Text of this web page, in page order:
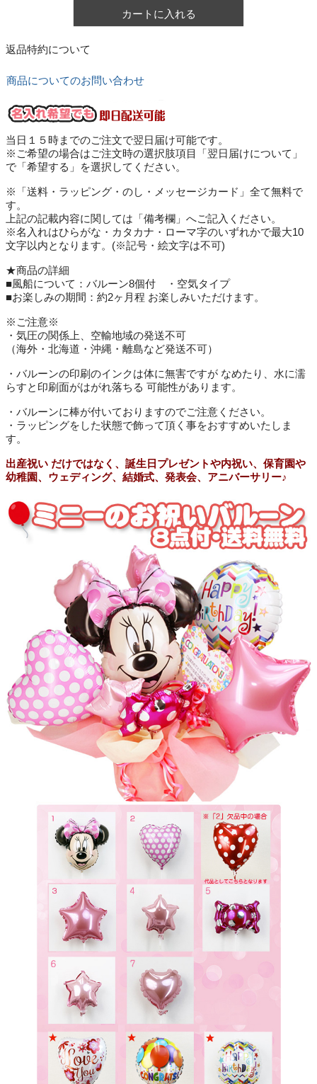
カートに入れる
返品特約について
商品についてのお問い合わせ
当日１５時までのご注文で翌日届け可能です。
※ご希望の場合はご注文時の選択肢項目「翌日届けについて」
で「希望する」を選択してください。
※「送料・ラッピング・のし・メッセージカード」全て無料で
す。
上記の記載内容に関しては「備考欄」へご記入ください。
※名入れはひらがな・カタカナ・ローマ字のいずれかで最大10
文字以内となります。(※記号・絵文字は不可)
★商品の詳細
■風船について：バルーン8個付 ・空気タイプ
■お楽しみの期間：約2ヶ月程 お楽しみいただけます。
※ご注意※
・気圧の関係上、空輸地域の発送不可
（海外・北海道・沖縄・離島など発送不可）
・バルーンの印刷のインクは体に無害ですが なめたり、水に濡
らすと印刷面がはがれ落ちる 可能性があります。
・バルーンに棒が付いておりますのでご注意ください。
・ラッピングをした状態で飾って頂く事をおすすめいたしま
す。
出産祝い だけではなく、誕生日プレゼントや内祝い、保育園や
幼稚園、ウェディング、結婚式、発表会、アニバーサリー♪